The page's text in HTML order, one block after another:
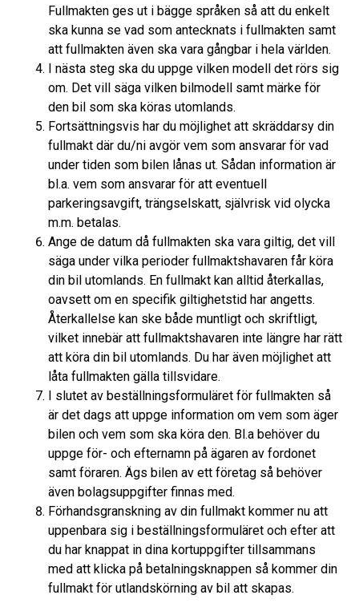
Fullmakten ges ut i bägge språken så att du enkelt
ska kunna se vad som antecknats i fullmakten samt
att fullmakten även ska vara gångbar i hela världen.
I nästa steg ska du uppge vilken modell det rörs sig
om. Det vill säga vilken bilmodell samt märke för
den bil som ska köras utomlands.
Fortsättningsvis har du möjlighet att skräddarsy din
fullmakt där du/ni avgör vem som ansvarar för vad
under tiden som bilen lånas ut. Sådan information är
bl.a. vem som ansvarar för att eventuell
parkeringsavgift, trängselskatt, självrisk vid olycka
m.m. betalas.
Ange de datum då fullmakten ska vara giltig, det vill
säga under vilka perioder fullmaktshavaren får köra
din bil utomlands. En fullmakt kan alltid återkallas,
oavsett om en specifik giltighetstid har angetts.
Återkallelse kan ske både muntligt och skriftligt,
vilket innebär att fullmaktshavaren inte längre har rätt
att köra din bil utomlands. Du har även möjlighet att
låta fullmakten gälla tillsvidare.
I slutet av beställningsformuläret för fullmakten så
är det dags att uppge information om vem som äger
bilen och vem som ska köra den. Bl.a behöver du
uppge för- och efternamn på ägaren av fordonet
samt föraren. Ägs bilen av ett företag så behöver
även bolagsuppgifter finnas med.
Förhandsgranskning av din fullmakt kommer nu att
uppenbara sig i beställningsformuläret och efter att
du har knappat in dina kortuppgifter tillsammans
med att klicka på betalningsknappen så kommer din
fullmakt för utlandskörning av bil att skapas.